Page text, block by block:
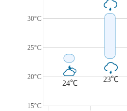
30°C
25°C
20°C
15°C
24℃ 23℃